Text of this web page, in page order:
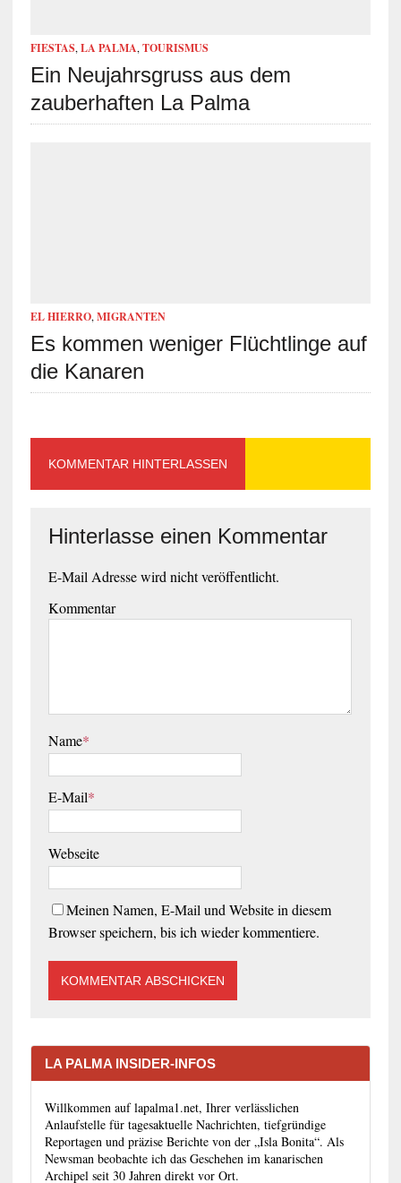
FIESTAS,LA PALMA,TOURISMUS
Ein Neujahrsgruss aus dem
zauberhaften La Palma
EL HIERRO,MIGRANTEN
Es kommen weniger Flüchtlinge auf
die Kanaren
KOMMENTAR HINTERLASSEN
Hinterlasse einen Kommentar
E-Mail Adresse wird nicht veröffentlicht.
Kommentar
Name*
E-Mail*
Webseite
Meinen Namen, E-Mail und Website in diesem
Browser speichern, bis ich wieder kommentiere.
LA PALMA INSIDER-INFOS
Willkommen auf lapalma1.net, Ihrer verlässlichen
Anlaufstelle für tagesaktuelle Nachrichten, tiefgründige
Reportagen und präzise Berichte von der „Isla Bonita“. Als
Newsman beobachte ich das Geschehen im kanarischen
Archipel seit 30 Jahren direkt vor Ort.